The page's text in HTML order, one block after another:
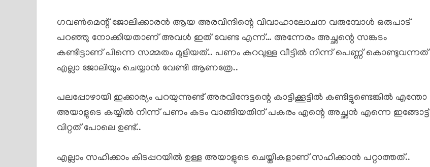
ഗവൺമെന്റ് ജോലിക്കാരൻ ആയ അരവിന്ദിന്റെ വിവാഹാലോചന വരുമ്പോൾ ഒരുപാട്
പറഞ്ഞു നോക്കിയതാണ് അവൾ ഇത് വേണ്ട എന്ന്… അന്നേരം അച്ഛന്റെ സങ്കടം
കണ്ടിട്ടാണ് പിന്നെ സമ്മതം മൂളിയത്.. പണം കുറവുള്ള വീട്ടിൽ നിന്ന് പെണ്ണ് കൊണ്ടുവന്നത്
എല്ലാ ജോലിയും ചെയ്യാൻ വേണ്ടി ആണത്രേ..
പലപ്പോഴായി ഇക്കാര്യം പറയുന്നുണ്ട് അരവിന്ദേട്ടന്റെ കാട്ടിക്കൂട്ടിൽ കണ്ടിട്ടുണ്ടെങ്കിൽ എന്തോ
അയാളുടെ കയ്യിൽ നിന്ന് പണം കടം വാങ്ങിയതിന് പകരം എന്റെ അച്ഛൻ എന്നെ ഇങ്ങോട്ട്
വിറ്റത് പോലെ ഉണ്ട്..
എല്ലാം സഹിക്കാം കിടപ്പറയിൽ ഉള്ള അയാളുടെ ചെയ്തികളാണ് സഹിക്കാൻ പറ്റാത്തത്..